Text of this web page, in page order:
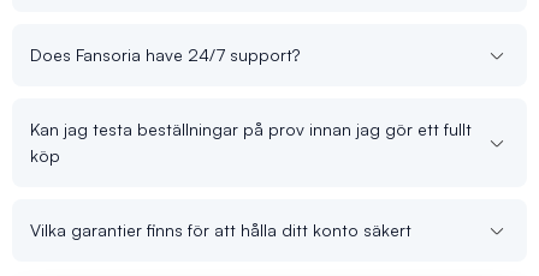
Does Fansoria have 24/7 support?
Kan jag testa beställningar på prov innan jag gör ett fullt
köp
Vilka garantier finns för att hålla ditt konto säkert